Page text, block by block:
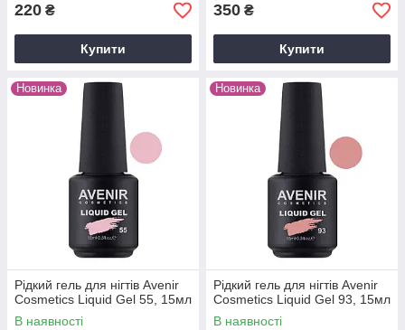
220 ₴
Купити
350 ₴
Купити
Новинка
Рідкий гель для нігтів Avenir
Cosmetics Liquid Gel 55, 15мл
В наявності
Новинка
Рідкий гель для нігтів Avenir
Cosmetics Liquid Gel 93, 15мл
В наявності